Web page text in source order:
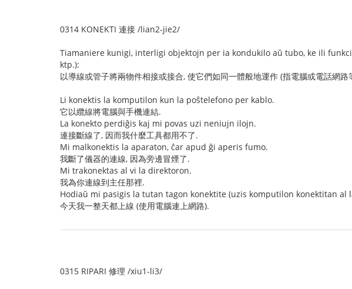
0314 KONEKTI 連接 /lian2-jie2/
Tiamaniere kunigi, interligi objektojn per ia kondukilo aŭ tubo, ke ili
ktp.):
以導線或管子將兩物件相接或接合, 使它們如同一體般地運作 (指電腦或電話網路
Li konektis la komputilon kun la poŝtelefono per kablo.
它以纜線將電腦與手機連結.
La konekto perdiĝis kaj mi povas uzi neniujn ilojn.
連接斷線了, 因而我什麼工具都用不了.
Mi malkonektis la aparaton, ĉar apud ĝi aperis fumo.
我斷了儀器的連線, 因為旁邊冒煙了.
Mi trakonektas al vi la direktoron.
我為你連線到主任那裡.
Hodiaŭ mi pasigis la tutan tagon konektite (uzis komputilon konektitan al
今天我一整天都上線 (使用電腦連上網路).
0315 RIPARI 修理 /xiu1-li3/